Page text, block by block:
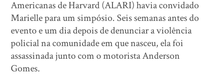
Americanas de Harvard (ALARI) havia convidado
Marielle para um simpósio. Seis semanas antes do
evento e um dia depois de denunciar a violência
policial na comunidade em que nasceu, ela foi
assassinada junto com o motorista Anderson
Gomes.